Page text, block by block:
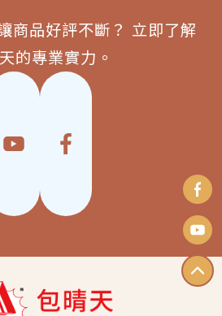
商品好評不斷？ 立即了解
的專業實力。